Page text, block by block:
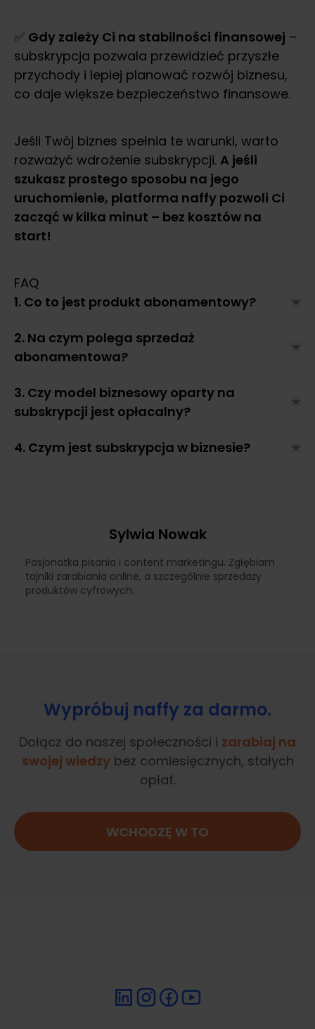
✅ Gdy zależy Ci na stabilności finansowej –
subskrypcja pozwala przewidzieć przyszłe
przychody i lepiej planować rozwój biznesu,
co daje większe bezpieczeństwo finansowe.
Jeśli Twój biznes spełnia te warunki, warto
rozważyć wdrożenie subskrypcji. A jeśli
szukasz prostego sposobu na jego
uruchomienie, platforma naffy pozwoli Ci
zacząć w kilka minut – bez kosztów na
start!
FAQ
1. Co to jest produkt abonamentowy?
2. Na czym polega sprzedaż
abonamentowa?
3. Czy model biznesowy oparty na
subskrypcji jest opłacalny?
4. Czym jest subskrypcja w biznesie?
Sylwia Nowak
Pasjonatka pisania i content marketingu. Zgłębiam
tajniki zarabiania online, a szczególnie sprzedaży
produktów cyfrowych.
Wypróbuj naffy za darmo.
Dołącz do naszej społeczności i zarabiaj na
swojej wiedzybez comiesięcznych, stałych
opłat.
WCHODZĘ W TO